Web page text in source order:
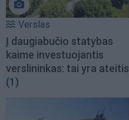
Verslas
Į daugiabučio statybas
kaime investuojantis
verslininkas: tai yra ateitis
(1)